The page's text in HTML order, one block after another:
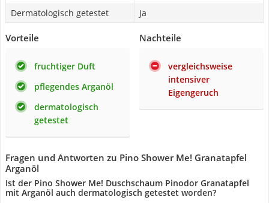
Dermatologisch getestet Ja
Vorteile
fruchtiger Duft
pflegendes Arganöl
dermatologisch
getestet
Nachteile
vergleichsweise
intensiver
Eigengeruch
Fragen und Antworten zu Pino Shower Me! Granatapfel
Arganöl
Ist der Pino Shower Me! Duschschaum Pinodor Granatapfel
mit Arganöl auch dermatologisch getestet worden?